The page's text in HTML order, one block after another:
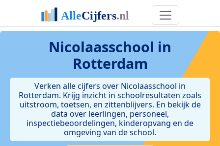
Nicolaasschool in
Rotterdam
Verken alle cijfers over Nicolaasschool in
Rotterdam. Krijg inzicht in schoolresultaten zoals
uitstroom, toetsen, en zittenblijvers. En bekijk de
data over leerlingen, personeel,
inspectiebeoordelingen, kinderopvang en de
omgeving van de school.